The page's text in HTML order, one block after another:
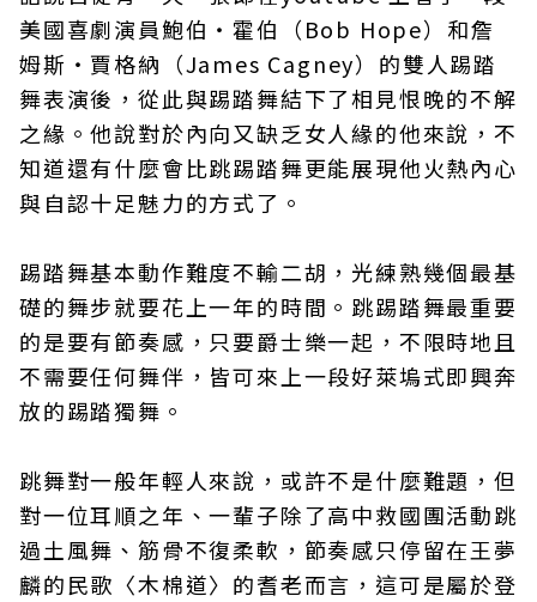
美國喜劇演員鮑伯‧霍伯（Bob Hope）和詹
姆斯‧賈格納（James Cagney）的雙人踢踏
舞表演後，從此與踢踏舞結下了相見恨晚的不解
之緣。他說對於內向又缺乏女人緣的他來說，不
知道還有什麼會比跳踢踏舞更能展現他火熱內心
與自認十足魅力的方式了。
踢踏舞基本動作難度不輸二胡，光練熟幾個最基
礎的舞步就要花上一年的時間。跳踢踏舞最重要
的是要有節奏感，只要爵士樂一起，不限時地且
不需要任何舞伴，皆可來上一段好萊塢式即興奔
放的踢踏獨舞。
跳舞對一般年輕人來說，或許不是什麼難題，但
對一位耳順之年、一輩子除了高中救國團活動跳
過土風舞、筋骨不復柔軟，節奏感只停留在王夢
麟的民歌〈木棉道〉的耆老而言，這可是屬於登